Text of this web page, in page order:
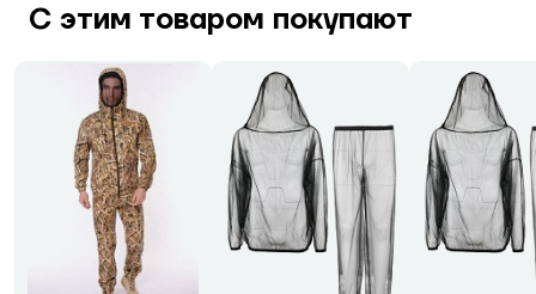
С этим товаром покупают